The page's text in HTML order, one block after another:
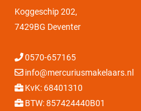
Permanente bewoning
Onderhoud binnen
Huidige bestemming
Koggeschip 202,
7429BG Deventer
0570-657165
info@mercuriusmakelaars.nl
KvK: 68401310
BTW: 857424440B01